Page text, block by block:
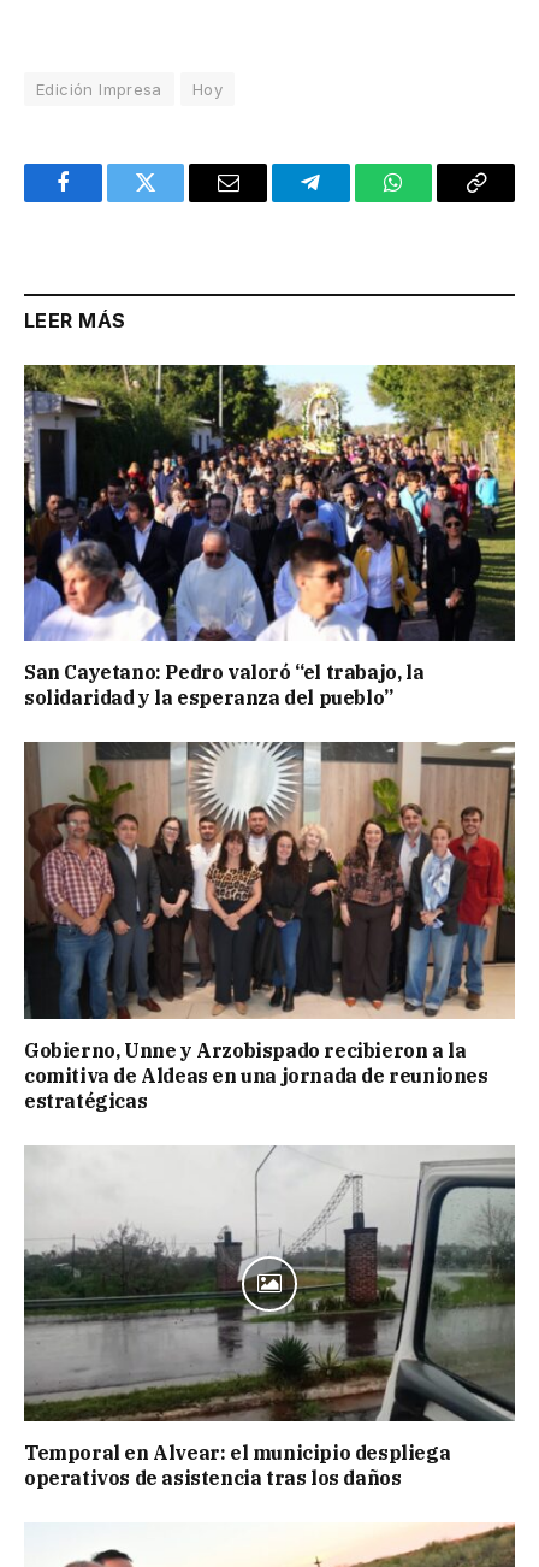
Edición Impresa Hoy
FacebookTwitter Email TelegramWhatsAppCopy
LEER MÁS
San Cayetano: Pedro valoró “el trabajo, la
solidaridad y la esperanza del pueblo”
Gobierno, Unne y Arzobispado recibieron a la
comitiva de Aldeas en una jornada de reuniones
estratégicas
Temporal en Alvear: el municipio despliega
operativos de asistencia tras los daños